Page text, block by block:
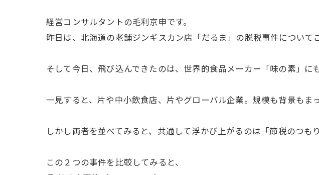
経営コンサルタントの毛利京申です。
昨日は、北海道の老舗ジンギスカン店「だるま」の脱税事件について
そして今日、飛び込んできたのは、世界的食品メーカー「味の素」に
一見すると、片や中小飲食店、片やグローバル企業。規模も背景もま
しかし両者を並べてみると、共通して浮かび上がるのは――「節税のつも
この２つの事件を比較してみると、